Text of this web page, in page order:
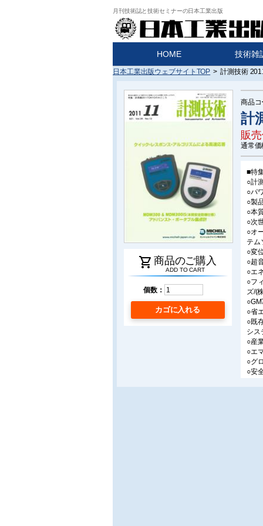
月刊技術誌と技術セミナーの日本工業出版
HOME 技術雑
日本工業出版ウェブサイトTOP > 計測技術
shopping_cart 商品のご購入
ADD TO CART
個数：
カゴに入れる
商品コ
計
販
通常価
■特
○計
○パ
○製
○本
○次
○オ
テム
○変
○超
○エ
○フ
ズ/(
○省
○既
シス
○産
○エ
○グ
○安